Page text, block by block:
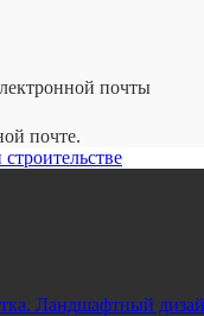
почты
почте.
Ландшафтный